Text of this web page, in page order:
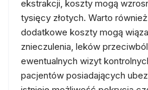
ekstrakcji, koszty mogą
tysięcy złotych. Warto
dodatkowe koszty mogą
znieczulenia, leków
ewentualnych wizyt
pacjentów posiadających